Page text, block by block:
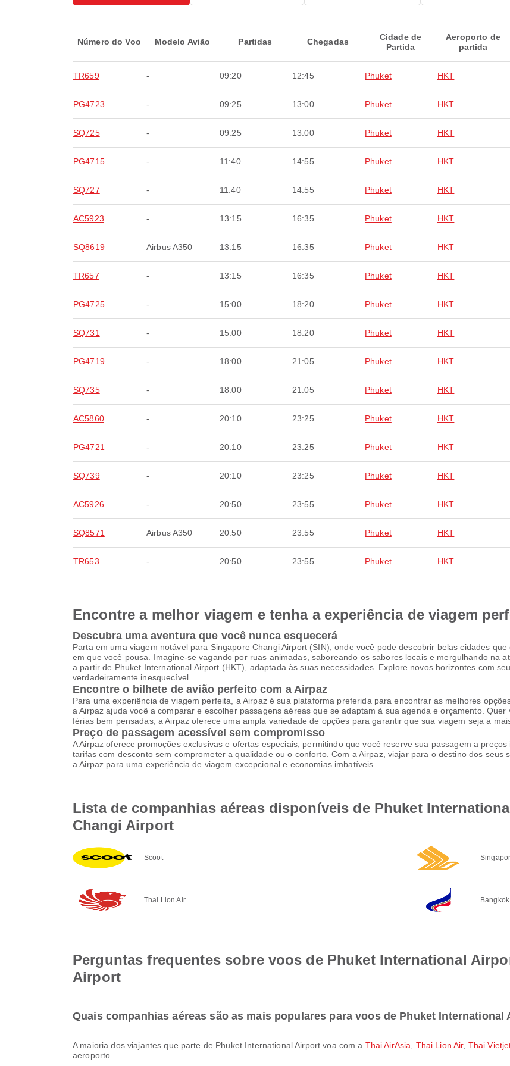
Número do Voo Modelo Avião Partidas Chegadas
Cidade de
Partida
Aeroporto de
partida
TR659 - 09:20 12:45 Phuket HKT
PG4723 - 09:25 13:00 Phuket HKT
SQ725 - 09:25 13:00 Phuket HKT
PG4715 - 11:40 14:55 Phuket HKT
SQ727 - 11:40 14:55 Phuket HKT
AC5923 - 13:15 16:35 Phuket HKT
SQ8619 Airbus A350 13:15 16:35 Phuket HKT
TR657 - 13:15 16:35 Phuket HKT
PG4725 - 15:00 18:20 Phuket HKT
SQ731 - 15:00 18:20 Phuket HKT
PG4719 - 18:00 21:05 Phuket HKT
SQ735 - 18:00 21:05 Phuket HKT
AC5860 - 20:10 23:25 Phuket HKT
PG4721 - 20:10 23:25 Phuket HKT
SQ739 - 20:10 23:25 Phuket HKT
AC5926 - 20:50 23:55 Phuket HKT
SQ8571 Airbus A350 20:50 23:55 Phuket HKT
TR653 - 20:50 23:55 Phuket HKT
Encontre a melhor viagem e tenha a experiência de viagem
Descubra uma aventura que você nunca esquecerá
Parta em uma viagem notável para Singapore Changi Airport (SIN), onde você pode descobrir belas cidades
em que você pousa. Imagine-se vagando por ruas animadas, saboreando os sabores locais e mergulhando na
a partir de Phuket International Airport (HKT), adaptada às suas necessidades. Explore novos horizontes com
verdadeiramente inesquecível.
Encontre o bilhete de avião perfeito com a Airpaz
Para uma experiência de viagem perfeita, a Airpaz é sua plataforma preferida para encontrar as melhores
a Airpaz ajuda você a comparar e escolher passagens aéreas que se adaptam à sua agenda e orçamento.
férias bem pensadas, a Airpaz oferece uma ampla variedade de opções para garantir que sua viagem seja a
Preço de passagem acessível sem compromisso
A Airpaz oferece promoções exclusivas e ofertas especiais, permitindo que você reserve sua passagem a
tarifas com desconto sem comprometer a qualidade ou o conforto. Com a Airpaz, viajar para o destino dos seus
a Airpaz para uma experiência de viagem excepcional e economias imbatíveis.
Lista de companhias aéreas disponíveis de Phuket
Changi Airport
Scoot
Thai Lion Air
Perguntas frequentes sobre voos de Phuket International
Airport
Quais companhias aéreas são as mais populares para voos de Phuket International
A maioria dos viajantes que parte de Phuket International Airport voa com a Thai AirAsia Thai Lion Air, Thai
aeroporto.